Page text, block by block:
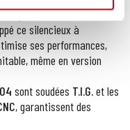
en plaisir de conduire.
ce silencieux à
ses performances,
même en version
sont soudées T.I.G.et les
, garantissent des